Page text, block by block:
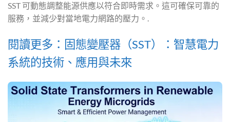
SST 可動態調整能源供應以符合即時需求。這可確保可靠的
服務，並減少對當地電力網路的壓力。.
閱讀更多：固態變壓器（SST）：智慧電力
系統的技術、應用與未來